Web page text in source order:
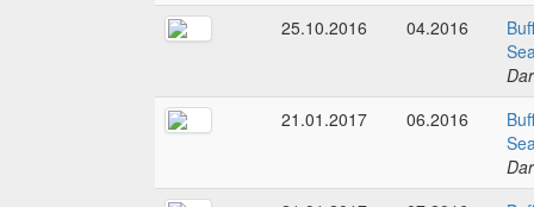
25.10.2016 04.2016
21.01.2017
06.2016